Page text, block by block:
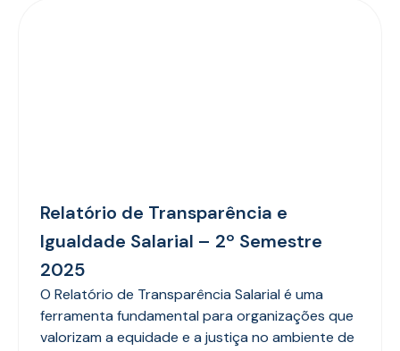
Relatório de Transparência e
Igualdade Salarial – 2º Semestre
2025
O Relatório de Transparência Salarial é uma
ferramenta fundamental para organizações que
valorizam a equidade e a justiça no ambiente de